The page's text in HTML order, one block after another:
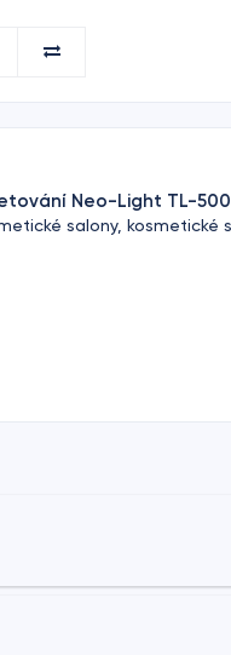
Neo-Light TL-500
salony, kosmetické